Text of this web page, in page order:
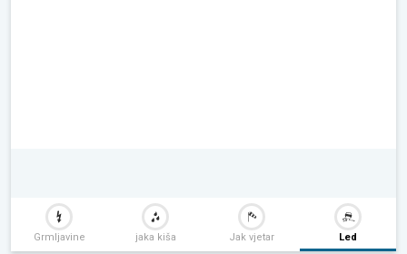
Grmljavine jaka kiša Jak vjetar Led